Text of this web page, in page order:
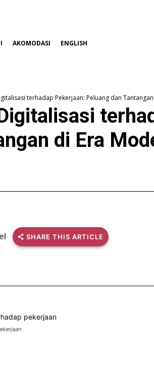
AKOMODASI ENGLISH
terhadap Pekerjaan: Peluang dan
di Era
SHARE THIS ARTICLE